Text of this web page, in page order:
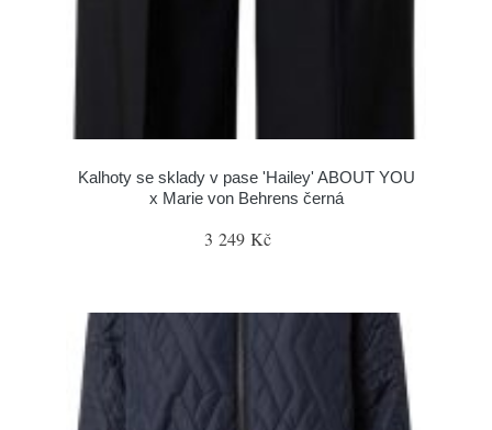
Kalhoty se sklady v pase 'Hailey' ABOUT YOU
x Marie von Behrens černá
3 249 Kč